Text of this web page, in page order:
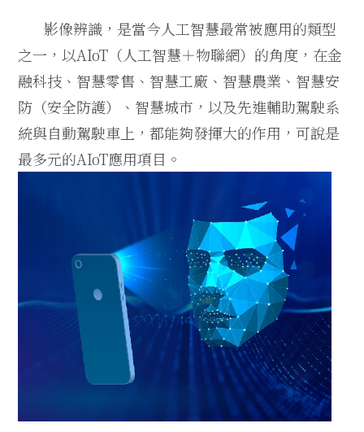
影像辨識，是當今人工智慧最常被應用的類型
之一，以AIoT （人工智慧＋物聯網）的角度，在金
融科技、智慧零售、智慧工廠、智慧農業、智慧安
防（安全防護）、智慧城市，以及先進輔助駕駛系
統與自動駕駛車上，都能夠發揮大的作用，可說是
最多元的AIoT應用項目。